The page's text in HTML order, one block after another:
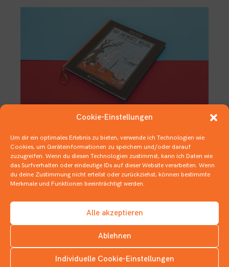
Cookie-Einstellungen
Um dir ein optimales Erlebnis zu bieten, verwende ich Technologien wie
Cookies, um Geräteinformationen zu speichern und/oder darauf
zuzugreifen. Wenn du diesen Technologien zustimmst, kann ich Daten wie
das Surfverhalten oder eindeutige IDs auf dieser Website verarbeiten. Wenn
du deine Zustimmung nicht erteilst oder zurückziehst, können bestimmte
Merkmale und Funktionen beeinträchtigt werden.
Alle akzeptieren
Ablehnen
Individuelle Cookie-Einstellungen
Lümmelnde Prinzessinnen,
heldenhafte Brüder und
schmalzfreie Happy Ends
1 BUCH IN 5 SÄTZEN, 1 BUCH IN …, BILDERBÜCHER